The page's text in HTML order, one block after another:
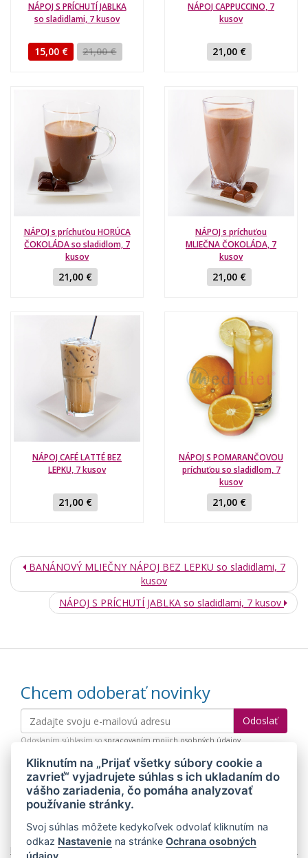
NÁPOJ S PRÍCHUTÍ JABLKA
so sladidlami, 7 kusov
15,00 € 21,00 €
NÁPOJ CAPPUCCINO, 7
kusov
21,00 €
NÁPOJ s príchuťou HORÚCA
ČOKOLÁDA so sladidlom, 7
kusov
21,00 €
NÁPOJ s príchuťou
MLIEČNA ČOKOLÁDA, 7
kusov
21,00 €
NÁPOJ CAFÉ LATTÉ BEZ
LEPKU, 7 kusov
21,00 €
NÁPOJ S POMARANČOVOU
príchuťou so sladidlom, 7
kusov
21,00 €
BANÁNOVÝ MLIEČNY NÁPOJ BEZ LEPKU so sladidlami, 7
kusov
NÁPOJ S PRÍCHUTÍ JABLKA so sladidlami, 7 kusov
Chcem odoberať novinky
Odoslaním súhlasím so spracovaním mojich osobných údajov
© 2026 MEDIDIET® - METÓDA, KTORÁ DÁVA CHUŤ ZCHUBNÚŤ!
Mapa stránok Web:Crespo, s.r.o.
Kliknutím na „Prijať všetky súbory cookie a
zavrieť“ vyjadrujete súhlas s ich ukladaním do
vášho zariadenia, čo pomáha analyzovať
používanie stránky.
Svoj súhlas môžete kedykoľvek odvolať kliknutím na
odkaz Nastavenie na stránkeOchrana osobných
údajov